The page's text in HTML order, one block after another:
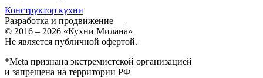
Конструктор кухни
Разработка и продвижение —
© 2016 – 2026 «Кухни Милана»
Не является публичной офертой.
*Meta признана экстремистской организацией
и запрещена на территории РФ